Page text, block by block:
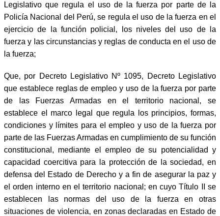
Legislativo que regula el uso de la fuerza por parte de la
Policía Nacional del Perú, se regula el uso de la fuerza en el
ejercicio de la función policial, los niveles del uso de la
fuerza y las circunstancias y reglas de conducta en el uso de
la fuerza;
Que, por Decreto Legislativo Nº 1095, Decreto Legislativo
que establece reglas de empleo y uso de la fuerza por parte
de las Fuerzas Armadas en el territorio nacional, se
establece el marco legal que regula los principios, formas,
condiciones y límites para el empleo y uso de la fuerza por
parte de las Fuerzas Armadas en cumplimiento de su función
constitucional, mediante el empleo de su potencialidad y
capacidad coercitiva para la protección de la sociedad, en
defensa del Estado de Derecho y a fin de asegurar la paz y
el orden interno en el territorio nacional; en cuyo Título II se
establecen las normas del uso de la fuerza en otras
situaciones de violencia, en zonas declaradas en Estado de